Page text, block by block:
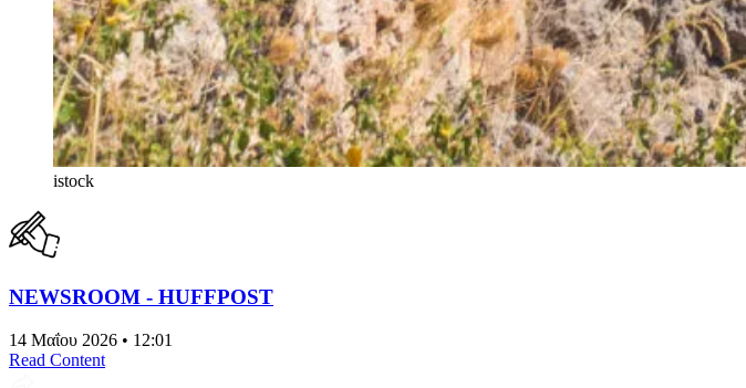
istock
NEWSROOM - HUFFPOST
14 Μαΐου 2026 • 12:01
Read Content